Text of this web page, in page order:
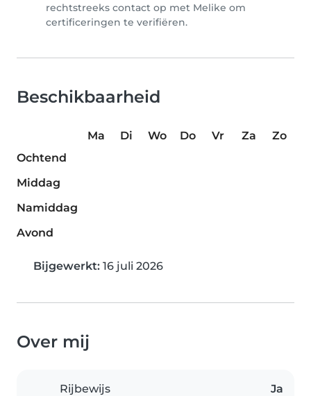
rechtstreeks contact op met Melike om
certificeringen te verifiëren.
Beschikbaarheid
Ma Di Wo Do Vr Za
Zo
Ochtend
Middag
Namiddag
Avond
Bijgewerkt: 16 juli 2026
Over mij
Rijbewijs Ja